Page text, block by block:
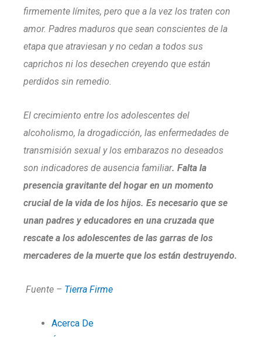
firmemente límites, pero que a la vez los traten con
amor. Padres maduros que sean conscientes de la
etapa que atraviesan y no cedan a todos sus
caprichos ni los desechen creyendo que están
perdidos sin remedio.
El crecimiento entre los adolescentes del
alcoholismo, la drogadicción, las enfermedades de
transmisión sexual y los embarazos no deseados
son indicadores de ausencia familiar. Falta la
presencia gravitante del hogar en un momento
crucial de la vida de los hijos. Es necesario que se
unan padres y educadores en una cruzada que
rescate a los adolescentes de las garras de los
mercaderes de la muerte que los están destruyendo.
Fuente – Tierra Firme
Acerca De